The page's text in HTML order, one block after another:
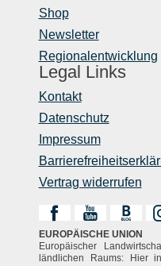
Shop
Newsletter
Regionalentwicklung
Legal Links
Kontakt
Datenschutz
Impressum
Vertrag widerrufen
EUROPÄISCHE UNION
Europäischer
ländlichen Raums: Hier